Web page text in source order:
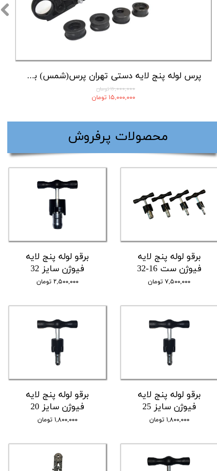
پرس لوله پنج لایه دستی تهران پرس(شمس) با لوازم کامل
۱۶,۰۰۰,۰۰۰ تومان
۱۵,۰۰۰,۰۰۰ تومان
برقو لوله پنج لایه
فیوژن ست 16-32
۷,۵۰۰,۰۰۰ تومان
برقو لوله پنج لایه
فیوژن سایز 32
۲,۵۰۰,۰۰۰ تومان
برقو لوله پنج لایه
فیوژن سایز 25
۱,۸۰۰,۰۰۰ تومان
برقو لوله پنج لایه
فیوژن سایز 20
۱,۸۰۰,۰۰۰ تومان
​محصولات پرفروش